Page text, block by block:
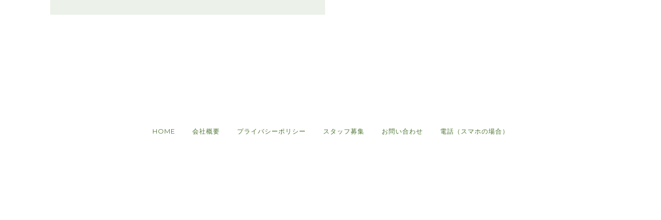
HOME 会社概要 プライバシーポリシー スタッフ募集 お問い合わせ 電話（スマホの場合）